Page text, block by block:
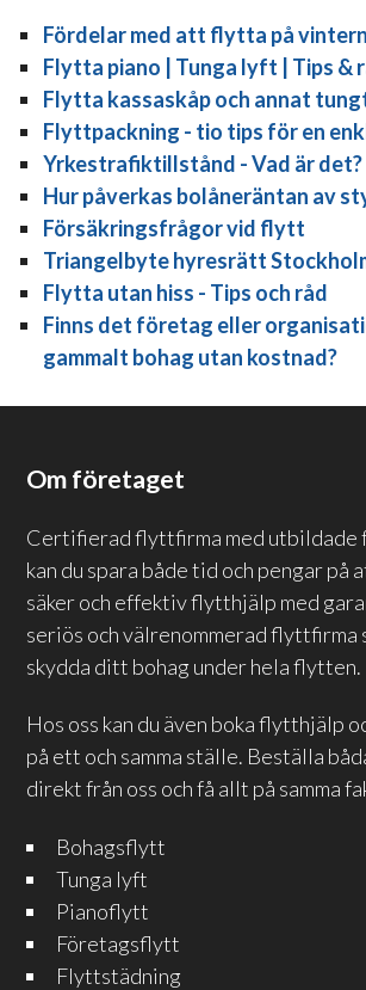
Fördelar med att flytta på vintern
Flytta piano | Tunga lyft | Tips &
Flytta kassaskåp och annat
Flyttpackning - tio tips för en
Yrkestrafiktillstånd - Vad är det?
Hur påverkas bolåneräntan av
Försäkringsfrågor vid flytt
Triangelbyte hyresrätt
Flytta utan hiss - Tips och råd
Finns det företag eller
gammalt bohag utan kostnad?
Om företaget
Certifierad flyttfirma med utbildade
kan du spara både tid och pengar på
säker och effektiv flytthjälp med
seriös och välrenommerad flyttfirma
skydda ditt bohag under hela flytten.
Hos oss kan du även boka flytthjälp
på ett och samma ställe. Beställa
direkt från oss och få allt på samma
Bohagsflytt
Tunga lyft
Pianoflytt
Företagsflytt
Flyttstädning